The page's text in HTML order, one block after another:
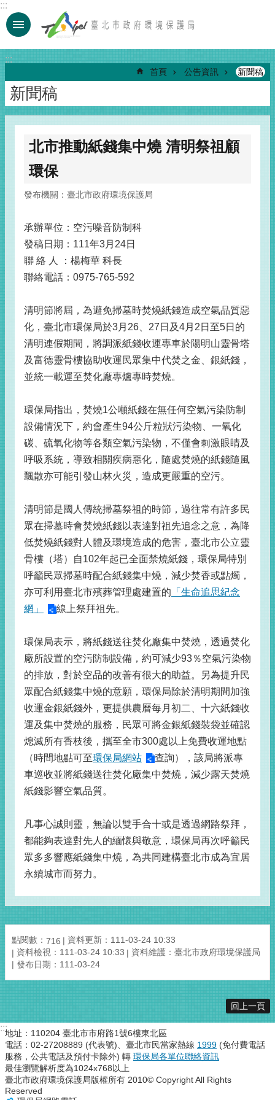
跳到主要內容區塊
:::
:::
首頁 公告資訊 新聞稿
新聞稿
北市推動紙錢集中燒 清明祭祖顧
環保
發布機關：臺北市政府環境保護局
承辦單位：空污噪音防制科
發稿日期：111年3月24日
聯 絡 人 ：楊梅華 科長
聯絡電話：0975-765-592
清明節將屆，為避免掃墓時焚燒紙錢造成空氣品質惡
化，臺北市環保局於3月26、27日及4月2日至5日的
清明連假期間，將調派紙錢收運專車於陽明山靈骨塔
及富德靈骨樓協助收運民眾集中代焚之金、銀紙錢，
並統一載運至焚化廠專爐專時焚燒。
環保局指出，焚燒1公噸紙錢在無任何空氣污染防制
設備情況下，約會產生94公斤粒狀污染物、一氧化
碳、硫氧化物等各類空氣污染物，不僅會刺激眼睛及
呼吸系統，導致相關疾病惡化，隨處焚燒的紙錢隨風
飄散亦可能引發山林火災，造成更嚴重的空污。
清明節是國人傳統掃墓祭祖的時節，過往常有許多民
眾在掃墓時會焚燒紙錢以表達對祖先追念之意，為降
低焚燒紙錢對人體及環境造成的危害，臺北市公立靈
骨樓（塔）自102年起已全面禁燒紙錢，環保局特別
呼籲民眾掃墓時配合紙錢集中燒，減少焚香或點燭，
亦可利用臺北市殯葬管理處建置的 「生命追思紀念
網」
線上祭拜祖先。
環保局表示，將紙錢送往焚化廠集中焚燒，透過焚化
廠所設置的空污防制設備，約可減少93％空氣污染物
的排放，對於空品的改善有很大的助益。另為提升民
眾配合紙錢集中燒的意願，環保局除於清明期間加強
收運金銀紙錢外，更提供農曆每月初二、十六紙錢收
運及集中焚燒的服務，民眾可將金銀紙錢裝袋並確認
熄滅所有香枝後，攜至全市300處以上免費收運地點
（時間地點可至環保局網站
查詢），該局將派專
車巡收並將紙錢送往焚化廠集中焚燒，減少露天焚燒
紙錢影響空氣品質。
凡事心誠則靈，無論以雙手合十或是透過網路祭拜，
都能夠表達對先人的緬懷與敬意，環保局再次呼籲民
眾多多響應紙錢集中燒，為共同建構臺北市成為宜居
永續城市而努力。
點閱數： 716
資料更新：111-03-24 10:33
資料檢視：111-03-24 10:33
資料維護：臺北市政府環境保護局
發布日期：111-03-24
回上一頁
:::地址：110204 臺北市市府路1號6樓東北區
電話：02-27208889 (代表號)、臺北市民當家熱線 1999 (免付費電話
服務，公共電話及預付卡除外) 轉 環保局各單位聯絡資訊
最佳瀏覽解析度為1024x768以上
臺北市政府環境保護局版權所有 2010© Copyright All Rights
Reserved